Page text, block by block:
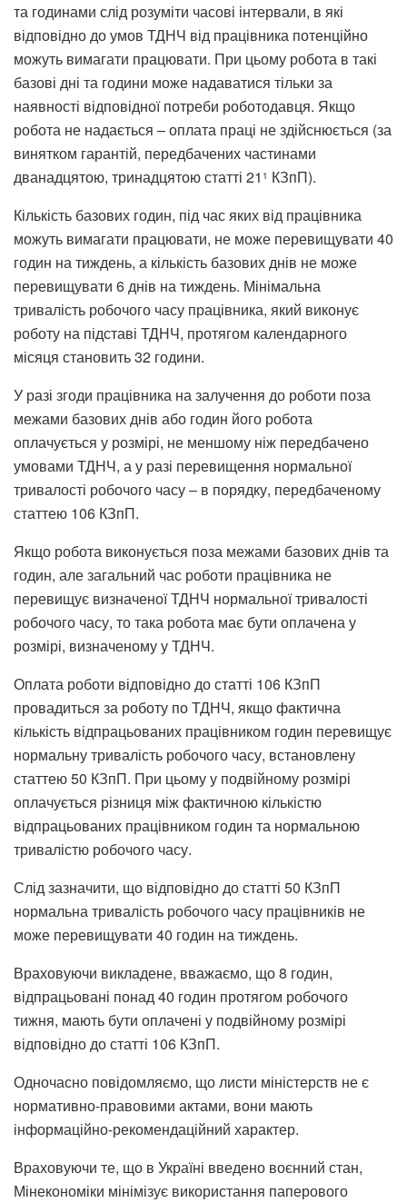
та годинами слід розуміти часові інтервали, в які
відповідно до умов ТДНЧ від працівника потенційно
можуть вимагати працювати. При цьому робота в такі
базові дні та години може надаватися тільки за
наявності відповідної потреби роботодавця. Якщо
робота не надається – оплата праці не здійснюється (за
винятком гарантій, передбачених частинами
дванадцятою, тринадцятою статті 21 1 КЗпП).
Кількість базових годин, під час яких від працівника
можуть вимагати працювати, не може перевищувати 40
годин на тиждень, а кількість базових днів не може
перевищувати 6 днів на тиждень. Мінімальна
тривалість робочого часу працівника, який виконує
роботу на підставі ТДНЧ, протягом календарного
місяця становить 32 години.
У разі згоди працівника на залучення до роботи поза
межами базових днів або годин його робота
оплачується у розмірі, не меншому ніж передбачено
умовами ТДНЧ, а у разі перевищення нормальної
тривалості робочого часу – в порядку, передбаченому
статтею 106 КЗпП.
Якщо робота виконується поза межами базових днів та
годин, але загальний час роботи працівника не
перевищує визначеної ТДНЧ нормальної тривалості
робочого часу, то така робота має бути оплачена у
розмірі, визначеному у ТДНЧ.
Оплата роботи відповідно до статті 106 КЗпП
провадиться за роботу по ТДНЧ, якщо фактична
кількість відпрацьованих працівником годин перевищує
нормальну тривалість робочого часу, встановлену
статтею 50 КЗпП. При цьому у подвійному розмірі
оплачується різниця між фактичною кількістю
відпрацьованих працівником годин та нормальною
тривалістю робочого часу.
Слід зазначити, що відповідно до статті 50 КЗпП
нормальна тривалість робочого часу працівників не
може перевищувати 40 годин на тиждень.
Враховуючи викладене, вважаємо, що 8 годин,
відпрацьовані понад 40 годин протягом робочого
тижня, мають бути оплачені у подвійному розмірі
відповідно до статті 106 КЗпП.
Одночасно повідомляємо, що листи міністерств не є
нормативно-правовими актами, вони мають
інформаційно-рекомендаційний характер.
Враховуючи те, що в Україні введено воєнний стан,
Мінекономіки мінімізує використання паперового